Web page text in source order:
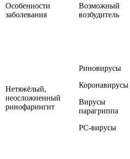
Особенности
заболевания
Возможный
возбудитель
Нетяжёлый,
неосложненный
ринофарингит
Риновирусы
Коронавирусы
Вирусы
парагриппа
РС-вирусы